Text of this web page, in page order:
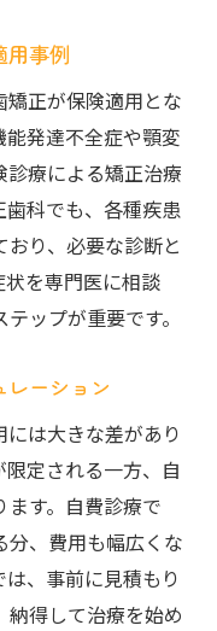
用事例
正が保険適用とな
発達不全症や顎変
療による矯正治療
科でも、各種疾患
り、必要な診断と
を専門医に相談
ップが重要です。
ーション
は大きな差があり
定される一方、自
す。自費診療で
分、費用も幅広くな
、事前に見積もり
得して治療を始め